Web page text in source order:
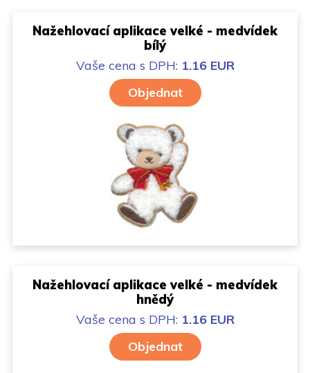
Nažehlovací aplikace velké - medvídek
bílý
Vaše cena s DPH: 1.16 EUR
Objednat
Nažehlovací aplikace velké - medvídek
hnědý
Vaše cena s DPH: 1.16 EUR
Objednat